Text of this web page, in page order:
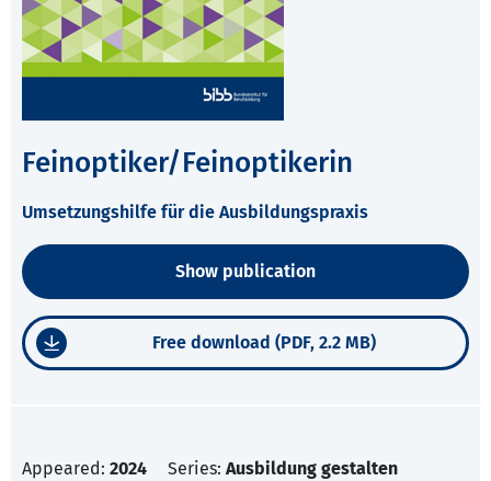
Feinoptiker/Feinoptikerin
Umsetzungshilfe für die Ausbildungspraxis
Show publication
Free download (PDF, 2.2 MB)
Appeared: 2024 Series: Ausbildung gestalten